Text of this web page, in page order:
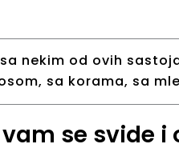
nekim od ovih
, sa korama, sa
se svide i